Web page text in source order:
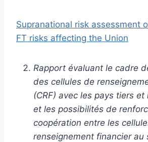
Supranational risk assessment
FT risks affecting the Union
Rapport évaluant le cadre
des cellules de
(CRF) avec les pays tiers
et les possibilités de
coopération entre les
renseignement financier au